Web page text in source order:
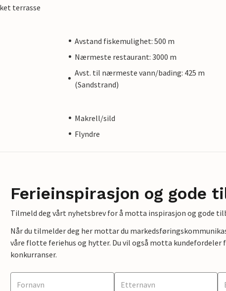
terrasse
Avstand fiskemulighet: 500 m
Nærmeste restaurant: 3000 m
Avst. til nærmeste vann/bading: 425 m
(Sandstrand)
Makrell/sild
Flyndre
Ferieinspirasjon og gode
Tilmeld deg vårt nyhetsbrev for å motta inspirasjon og gode
Når du tilmelder deg her mottar du
våre flotte feriehus og hytter. Du vil også motta
konkurranser.